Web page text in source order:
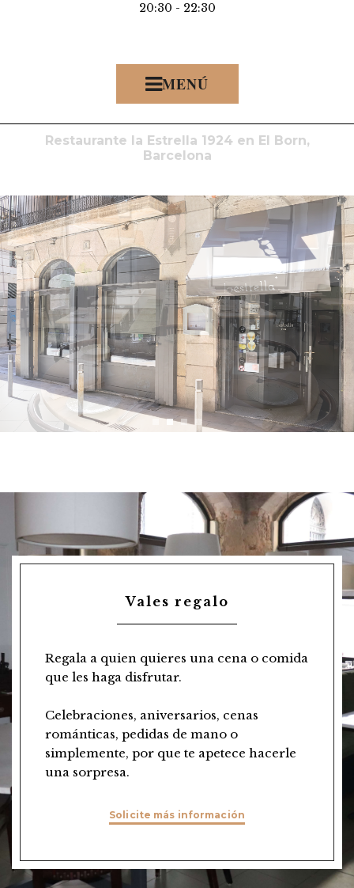
20:30 - 22:30
Restaurante la Estrella 1924 en El Born,
Barcelona
Vales regalo
Regala a quien quieres una cena o comida
que les haga disfrutar.
Celebraciones, aniversarios, cenas
románticas, pedidas de mano o
simplemente, por que te apetece hacerle
una sorpresa.
Solicite más información